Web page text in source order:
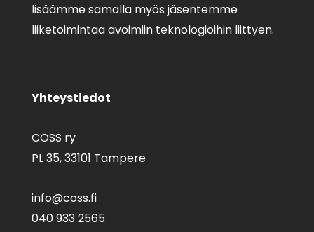
lisäämme samalla myös jäsentemme
liiketoimintaa avoimiin teknologioihin liittyen.
Yhteystiedot
COSS ry
PL 35,33101 Tampere
info@coss.fi
040 933 2565